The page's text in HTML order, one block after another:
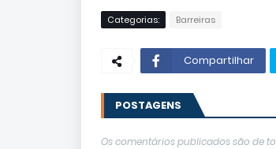
Categorias: Barreiras
Compartilhar
POSTAGENS
Os comentários publicados são de